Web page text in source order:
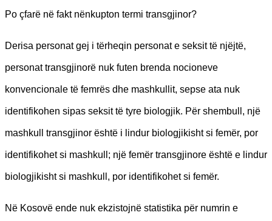
Po çfarë në fakt nënkupton termi transgjinor?
Derisa personat gej i tërheqin personat e seksit të njëjtë,
personat transgjinorë nuk futen brenda nocioneve
konvencionale të femrës dhe mashkullit, sepse ata nuk
identifikohen sipas seksit të tyre biologjik. Për shembull, një
mashkull transgjinor është i lindur biologjikisht si femër, por
identifikohet si mashkull; një femër transgjinore është e lindur
biologjikisht si mashkull, por identifikohet si femër.
Në Kosovë ende nuk ekzistojnë statistika për numrin e